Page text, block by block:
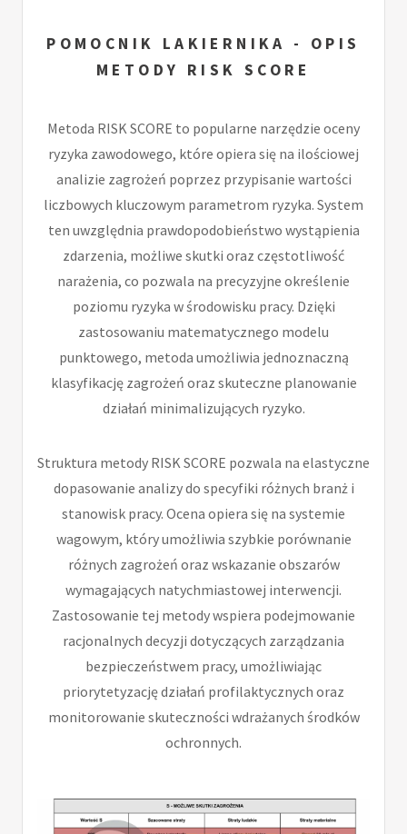
POMOCNIK LAKIERNIKA - OPIS
METODY RISK SCORE
Metoda RISK SCORE to popularne narzędzie oceny
ryzyka zawodowego, które opiera się na ilościowej
analizie zagrożeń poprzez przypisanie wartości
liczbowych kluczowym parametrom ryzyka. System
ten uwzględnia prawdopodobieństwo wystąpienia
zdarzenia, możliwe skutki oraz częstotliwość
narażenia, co pozwala na precyzyjne określenie
poziomu ryzyka w środowisku pracy. Dzięki
zastosowaniu matematycznego modelu
punktowego, metoda umożliwia jednoznaczną
klasyfikację zagrożeń oraz skuteczne planowanie
działań minimalizujących ryzyko.
Struktura metody RISK SCORE pozwala na elastyczne
dopasowanie analizy do specyfiki różnych branż i
stanowisk pracy. Ocena opiera się na systemie
wagowym, który umożliwia szybkie porównanie
różnych zagrożeń oraz wskazanie obszarów
wymagających natychmiastowej interwencji.
Zastosowanie tej metody wspiera podejmowanie
racjonalnych decyzji dotyczących zarządzania
bezpieczeństwem pracy, umożliwiając
priorytetyzację działań profilaktycznych oraz
monitorowanie skuteczności wdrażanych środków
ochronnych.